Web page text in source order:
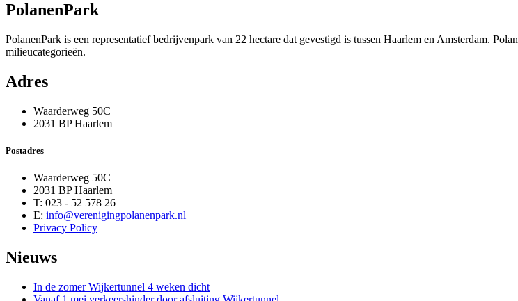
PolanenPark
PolanenPark is een representatief bedrijvenpark van 22 hectare dat gevestigd is tussen Haarlem en Amsterdam.
milieucategorieën.
Adres
Waarderweg 50C
2031 BP Haarlem
Postadres
Waarderweg 50C
2031 BP Haarlem
T: 023 - 52 578 26
E: info@verenigingpolanenpark.nl
Privacy Policy
Nieuws
In de zomer Wijkertunnel 4 weken dicht